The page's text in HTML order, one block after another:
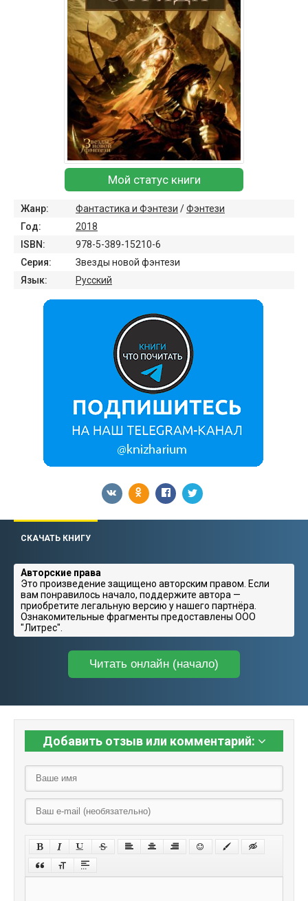
Мой статус книги
Жанр: Фантастика и Фэнтези /Фэнтези
Год:
2018
ISBN:
978-5-389-15210-6
Серия:
Звезды новой фэнтези
Язык:
Русский
СКАЧАТЬ КНИГУ
Авторские права
Это произведение защищено авторским правом. Если
вам понравилось начало, поддержите автора —
приобретите легальную версию у нашего партнёра.
Ознакомительные фрагменты предоставлены ООО
"Литрес".
Читать онлайн (начало)
Добавить отзыв или комментарий: